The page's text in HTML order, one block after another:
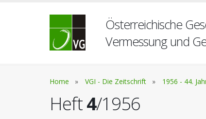
Österreichische
Vermessung und
Home » VGI - Die Zeitschrift » 1956 - 44.
Heft4/1956